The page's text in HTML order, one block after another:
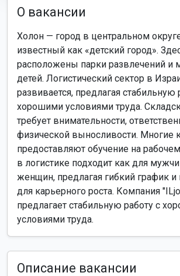
О вакансии
Холон — город в центральном
известный как «детский город».
расположены парки развлечений и
детей. Логистический сектор в
развивается, предлагая стабильную
хорошими условиями труда.
требует внимательности,
физической выносливости. Многие
предоставляют обучение на
в логистике подходит как для
женщин, предлагая гибкий график
для карьерного роста. Компания
предлагает стабильную работу с
условиями труда.
Описание вакансии